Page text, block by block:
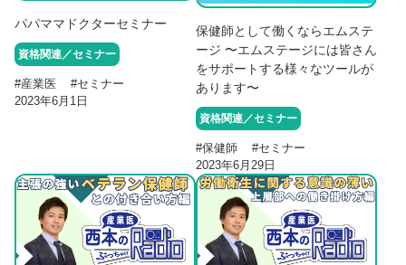
パパママドクターセミナー
資格関連／セミナー
#産業医 #セミナー
2023年6月1日
保健師として働くならエムステ
ージ 〜エムステージには皆さん
をサポートする様々なツールが
あります〜
資格関連／セミナー
#保健師 #セミナー
2023年6月29日